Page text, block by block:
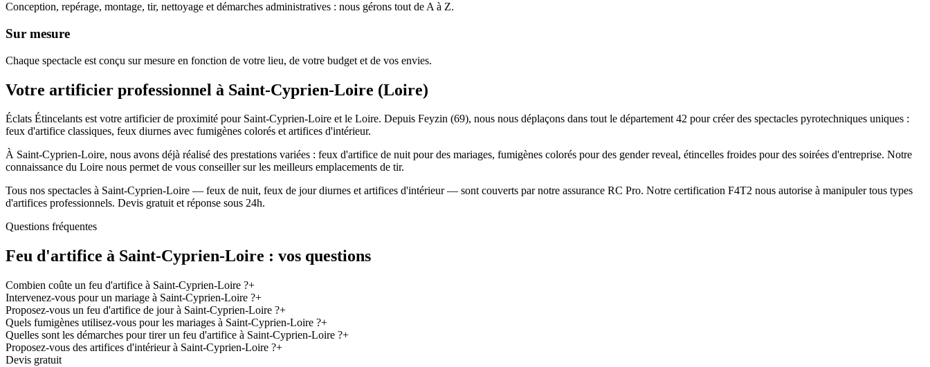
Conception, repérage, montage, tir, nettoyage et démarches administratives : nous gérons tout de A à Z.
Sur mesure
Chaque spectacle est conçu sur mesure en fonction de votre lieu, de votre budget et de vos envies.
Votre artificier professionnel à Saint-Cyprien-Loire (Loire)
Éclats Étincelants est votre artificier de proximité pour Saint-Cyprien-Loire et le Loire. Depuis Feyzin (69), nous nous déplaçons dans tout le département 42 pour créer des spectacles pyrotechniques uniques :
feux d'artifice classiques, feux diurnes avec fumigènes colorés et artifices d'intérieur.
À Saint-Cyprien-Loire, nous avons déjà réalisé des prestations variées : feux d'artifice de nuit pour des mariages, fumigènes colorés pour des gender reveal, étincelles froides pour des soirées d'entreprise. Notre
connaissance du Loire nous permet de vous conseiller sur les meilleurs emplacements de tir.
Tous nos spectacles à Saint-Cyprien-Loire — feux de nuit, feux de jour diurnes et artifices d'intérieur — sont couverts par notre assurance RC Pro. Notre certification F4T2 nous autorise à manipuler tous types
d'artifices professionnels. Devis gratuit et réponse sous 24h.
Questions fréquentes
Feu d'artifice à Saint-Cyprien-Loire : vos questions
Combien coûte un feu d'artifice à Saint-Cyprien-Loire ?+
Intervenez-vous pour un mariage à Saint-Cyprien-Loire ?+
Proposez-vous un feu d'artifice de jour à Saint-Cyprien-Loire ?+
Quels fumigènes utilisez-vous pour les mariages à Saint-Cyprien-Loire ?+
Quelles sont les démarches pour tirer un feu d'artifice à Saint-Cyprien-Loire ?+
Proposez-vous des artifices d'intérieur à Saint-Cyprien-Loire ?+
Devis gratuit